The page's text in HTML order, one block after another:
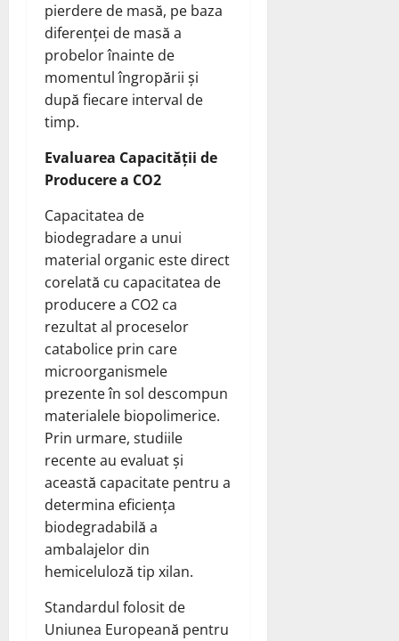
pierdere de masă, pe baza
diferenței de masă a
probelor înainte de
momentul îngropării și
după fiecare interval de
timp.
Evaluarea Capacității de
Producere a CO2
Capacitatea de
biodegradare a unui
material organic este direct
corelată cu capacitatea de
producere a CO2 ca
rezultat al proceselor
catabolice prin care
microorganismele
prezente în sol descompun
materialele biopolimerice.
Prin urmare, studiile
recente au evaluat și
această capacitate pentru a
determina eficiența
biodegradabilă a
ambalajelor din
hemiceluloză tip xilan.
Standardul folosit de
Uniunea Europeană pentru